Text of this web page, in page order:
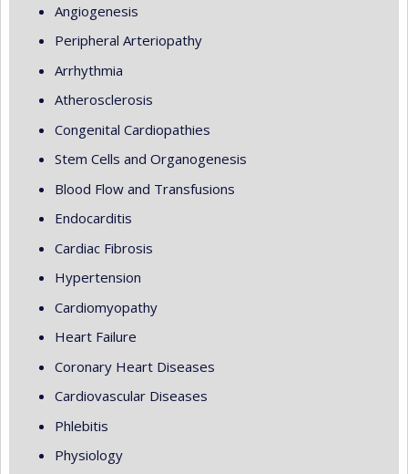
Angiogenesis
Peripheral Arteriopathy
Arrhythmia
Atherosclerosis
Congenital Cardiopathies
Stem Cells and Organogenesis
Blood Flow and Transfusions
Endocarditis
Cardiac Fibrosis
Hypertension
Cardiomyopathy
Heart Failure
Coronary Heart Diseases
Cardiovascular Diseases
Phlebitis
Physiology